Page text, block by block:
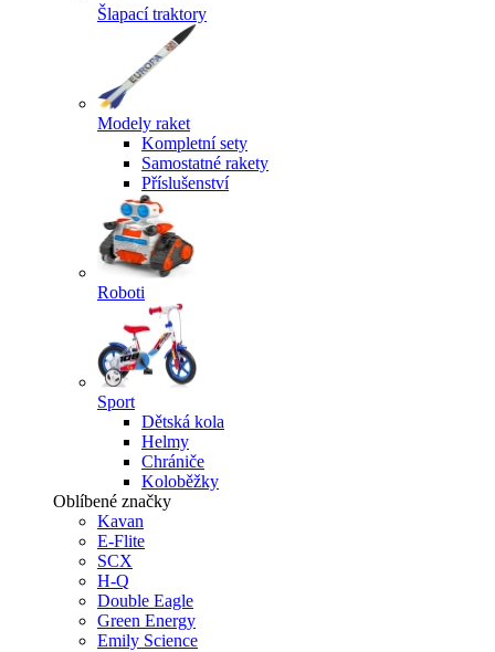
Šlapací traktory
Modely raket
Kompletní sety
Samostatné rakety
Příslušenství
Roboti
Sport
Dětská kola
Helmy
Chrániče
Koloběžky
Oblíbené značky
Kavan
E-Flite
SCX
H-Q
Double Eagle
Green Energy
Emily Science